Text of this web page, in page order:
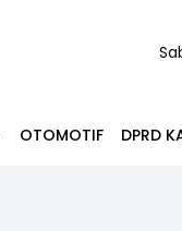
OTOMOTIF DPRD